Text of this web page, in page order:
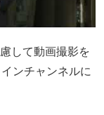
して動画撮影を
ンチャンネルに